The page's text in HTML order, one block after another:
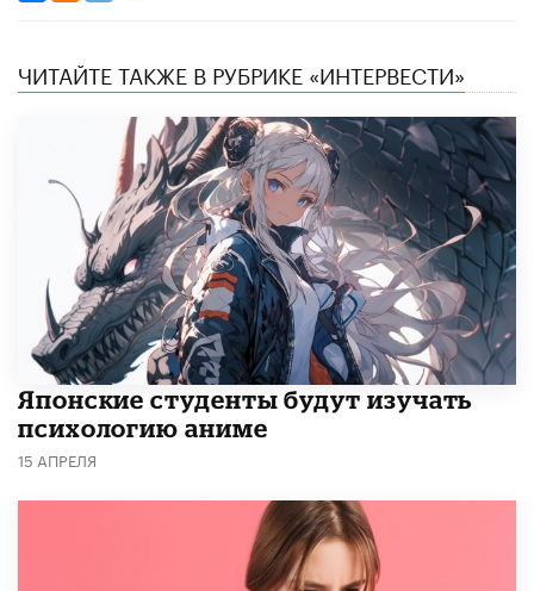
ЧИТАЙТЕ ТАКЖЕ В РУБРИКЕ «ИНТЕРВЕСТИ»
Японские студенты будут изучать
психологию аниме
15 АПРЕЛЯ